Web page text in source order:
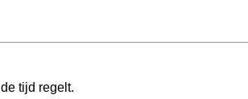
tijd regelt.